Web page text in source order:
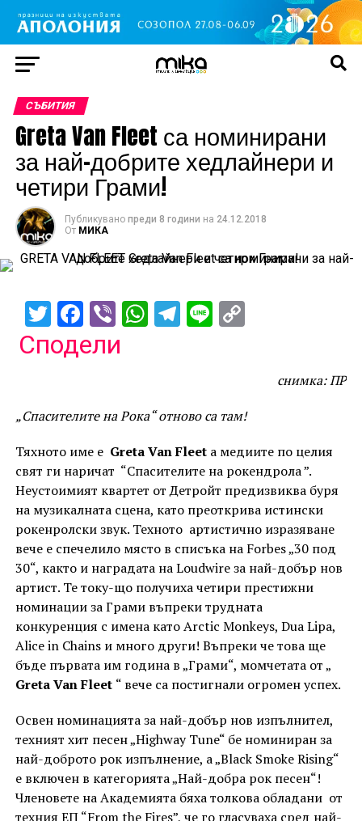
СЪБИТИЯ
Greta Van Fleet са номинирани
за най-добрите хедлайнери и
четири Грами!
Публикувано преди 8 години на 24.12.2018
От МИКА
TwitterFacebook
ViberWhatsApp
Telegram
Line
Сподели
снимка: ПР
„Спасителите на Рока“ отново са там!
Тяхното име е Greta Van Fleet а медиите по целия
свят ги наричат “Спасителите на рокендрола ”.
Неустоимият квартет от Детройт предизвиква буря
на музикалната сцена, като преоткрива истински
рокенролски звук. Техното артистично изразяване
вече е спечелило място в списъка на Forbes „30 под
30“, както и наградата на Loudwire за най-добър нов
артист. Те току-що получиха четири престижни
номинации за Грами въпреки трудната
конкуренция с имена като Arctic Monkeys, Dua Lipa,
Alice in Chains и много други! Въпреки че това ще
бъде първата им година в „Грами“, момчетата от „
Greta Van Fleet “ вече са постигнали огромен успех.
Освен номинацията за най-добър нов изпълнител,
техният хит песен „Highway Tune“ бе номиниран за
най-доброто рок изпълнение, а „Black Smoke Rising“
е включен в категорията „Най-добра рок песен“!
Членовете на Академията бяха толкова обладани от
техния ЕП “From the Fires”, че го гласуваха сред най-